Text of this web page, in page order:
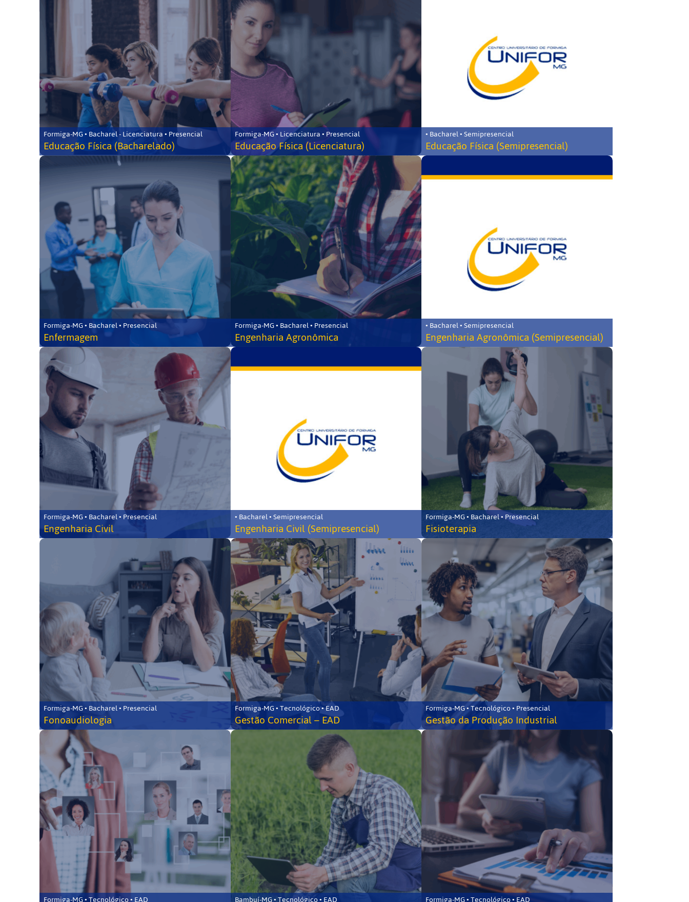
Formiga-MG • Bacharel - Licenciatura • Presencial
Educação Física (Bacharelado)
Formiga-MG • Licenciatura • Presencial
Educação Física (Licenciatura)
• Bacharel • Semipresencial
Educação Física (Semipresencial)
Formiga-MG • Bacharel • Presencial
Enfermagem
Formiga-MG • Bacharel • Presencial
Engenharia Agronômica
• Bacharel • Semipresencial
Engenharia Agronômica (Semipresencial)
Formiga-MG • Bacharel • Presencial
Engenharia Civil
• Bacharel • Semipresencial
Engenharia Civil (Semipresencial)
Formiga-MG • Bacharel • Presencial
Fisioterapia
Formiga-MG • Bacharel • Presencial
Fonoaudiologia
Formiga-MG • Tecnológico • EAD
Gestão Comercial – EAD
Formiga-MG • Tecnológico • Presencial
Gestão da Produção Industrial